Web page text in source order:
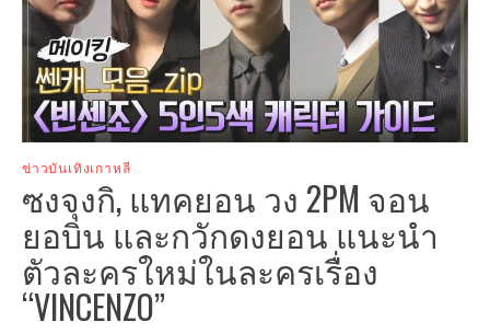
ข่าวบันเทิงเกาหลี
ซงจุงกิ, แทคยอน วง 2PM จอน
ยอบิน และกวักดงยอน แนะนำ
ตัวละครใหม่ในละครเรื่อง
“VINCENZO”